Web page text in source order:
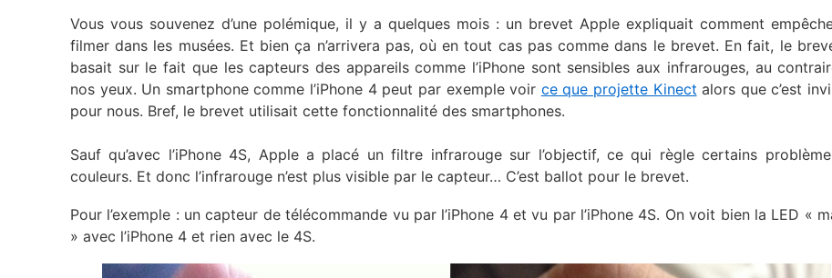
Vous vous souvenez d’une polémique, il y a quelques mois : un brevet Apple expliquait comment
filmer dans les musées. Et bien ça n’arrivera pas, où en tout cas pas comme dans le brevet. En fait, le
basait sur le fait que les capteurs des appareils comme l’iPhone sont sensibles aux infrarouges, au
nos yeux. Un smartphone comme l’iPhone 4 peut par exemple voir ce que projette Kinect alors que c’est
pour nous. Bref, le brevet utilisait cette fonctionnalité des smartphones.
Sauf qu’avec l’iPhone 4S, Apple a placé un filtre infrarouge sur l’objectif, ce qui règle certains
couleurs. Et donc l’infrarouge n’est plus visible par le capteur… C’est ballot pour le brevet.
Pour l’exemple : un capteur de télécommande vu par l’iPhone 4 et vu par l’iPhone 4S. On voit bien la LED «
» avec l’iPhone 4 et rien avec le 4S.